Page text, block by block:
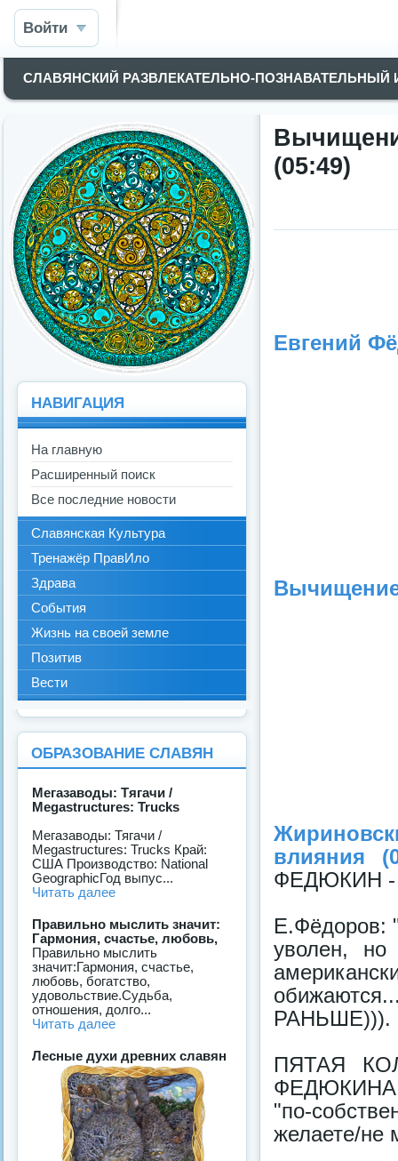
Войти
СЛАВЯНСКИЙ РАЗВЛЕКАТЕЛЬНО-
(05:49)
Евгений
Вычищение
влияния
ФЕДЮКИН
Е.Фёдоров:
уволен,
РАНЬШЕ))).
ПЯТАЯ
ФЕДЮКИНА!
"по-
желаете/не
НАВИГАЦИЯ
На главную
Расширенный поиск
Все последние новости
Славянская Культура
Тренажёр ПравИло
Здрава
События
Жизнь на своей земле
Позитив
Вести
ОБРАЗОВАНИЕ СЛАВЯН
Мегазаводы: Тягачи /
Megastructures: Trucks
Мегазаводы: Тягачи /
Megastructures: Trucks Край:
США Производство: National
GeographicГод выпус...
Читать далее
Правильно мыслить значит:
Гармония, счастье, любовь,
Правильно мыслить
значит:Гармония, счастье,
любовь, богатство,
удовольствие.Судьба,
отношения, долго...
Читать далее
Лесные духи древних славян